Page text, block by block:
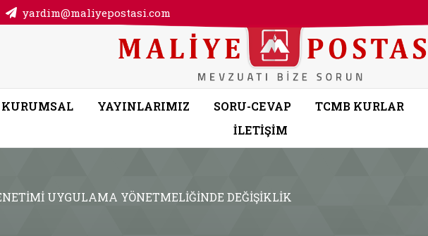
yardim@maliyepostasi.com
KURUMSAL YAYINLARIMIZ SORU-CEVAP TCMB KURLAR
İLETİŞİM
UYGULAMA YÖNETMELİĞİNDE DEĞİŞİKLİK